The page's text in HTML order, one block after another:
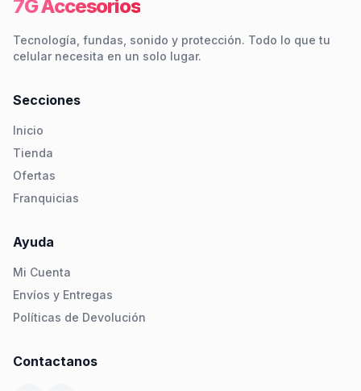
7G Accesorios
Tecnología, fundas, sonido y protección. Todo lo que tu
celular necesita en un solo lugar.
Secciones
Inicio
Tienda
Ofertas
Franquicias
Ayuda
Mi Cuenta
Envíos y Entregas
Políticas de Devolución
Contactanos